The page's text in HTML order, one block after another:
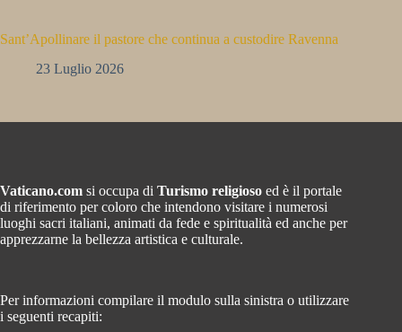
Sant’Apollinare il pastore che continua a custodire Ravenna
23 Luglio 2026
Vaticano.com si occupa di Turismo religioso ed è il portale
di riferimento per coloro che intendono visitare i numerosi
luoghi sacri italiani, animati da fede e spiritualità ed anche per
apprezzarne la bellezza artistica e culturale.
Per informazioni compilare il modulo sulla sinistra o utilizzare
i seguenti recapiti: